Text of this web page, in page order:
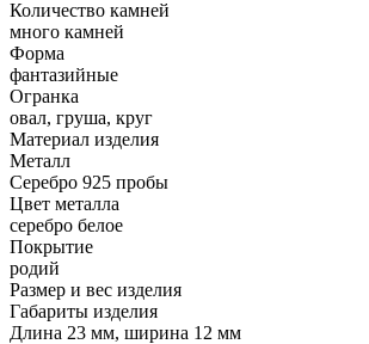
Количество камней
много камней
Форма
фантазийные
Огранка
овал, груша, круг
Материал изделия
Металл
Серебро 925 пробы
Цвет металла
серебро белое
Покрытие
родий
Размер и вес изделия
Габариты изделия
Длина 23 мм, ширина 12 мм